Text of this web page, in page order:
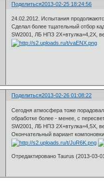
Поделиться2013-02-25 18:24:56
24.02.2012. Испытания
Сделал более тщательный отбор
SW2001, ЛБ НПЗ 2Х+втулка=4,2Х,
Поделиться2013-02-26 01:08:22
Сегодня атмосфера тоже
обработке более - менее, с
SW2001, ЛБ НПЗ 2Х+втулка=4,5Х,
Окончательный вариант
Отредактировано Taurus (2013-03-